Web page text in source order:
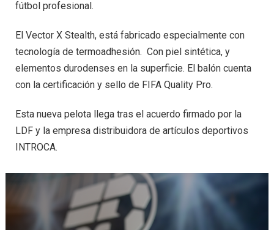
fútbol profesional.
El Vector X Stealth, está fabricado especialmente con
tecnología de termoadhesión. Con piel sintética, y
elementos durodenses en la superficie. El balón cuenta
con la certificación y sello de FIFA Quality Pro.
Esta nueva pelota llega tras el acuerdo firmado por la
LDF y la empresa distribuidora de artículos deportivos
INTROCA.